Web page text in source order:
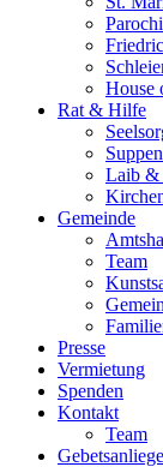
House
Rat & Hilfe
Laib &
Gemeinde
Team
Presse
Vermietung
Spenden
Kontakt
Team